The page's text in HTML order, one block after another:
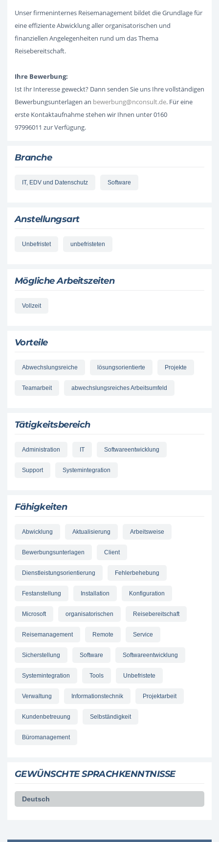
Unser firmeninternes Reisemanagement bildet die Grundlage für
eine effiziente Abwicklung aller organisatorischen und
finanziellen Angelegenheiten rund um das Thema
Reisebereitschaft.
Ihre Bewerbung:
Ist Ihr Interesse geweckt? Dann senden Sie uns Ihre vollständigen
Bewerbungsunterlagen an bewerbung@nconsult.de. Für eine
erste Kontaktaufnahme stehen wir Ihnen unter 0160
97996011 zur Verfügung.
Branche
IT, EDV und Datenschutz Software
Anstellungsart
Unbefristet unbefristeten
Mögliche Arbeitszeiten
Vollzeit
Vorteile
Abwechslungsreiche lösungsorientierte Projekte
Teamarbeit abwechslungsreiches Arbeitsumfeld
Tätigkeitsbereich
Administration IT Softwareentwicklung
Support Systemintegration
Fähigkeiten
Abwicklung Aktualisierung Arbeitsweise
Bewerbungsunterlagen Client
Dienstleistungsorientierung Fehlerbehebung
Festanstellung Installation Konfiguration
Microsoft organisatorischen Reisebereitschaft
Reisemanagement Remote Service
Sicherstellung Software Softwareentwicklung
Systemintegration Tools Unbefristete
Verwaltung Informationstechnik Projektarbeit
Kundenbetreuung Selbständigkeit
Büromanagement
GEWÜNSCHTE SPRACHKENNTNISSE
Deutsch